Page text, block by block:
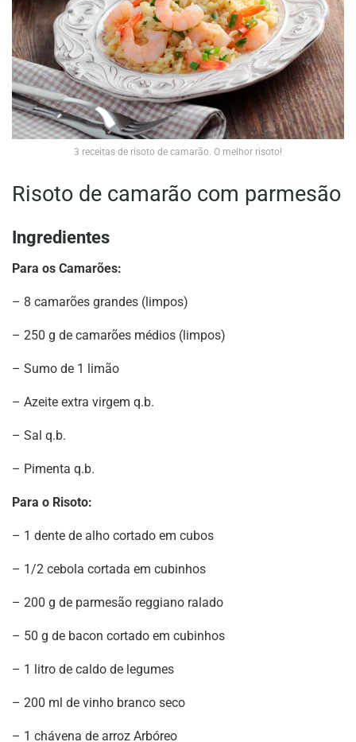
3 receitas de risoto de camarão. O melhor risoto!
Risoto de camarão com parmesão
Ingredientes
Para os Camarões:
– 8 camarões grandes (limpos)
– 250 g de camarões médios (limpos)
– Sumo de 1 limão
– Azeite extra virgem q.b.
– Sal q.b.
– Pimenta q.b.
Para o Risoto:
– 1 dente de alho cortado em cubos
– 1/2 cebola cortada em cubinhos
– 200 g de parmesão reggiano ralado
– 50 g de bacon cortado em cubinhos
– 1 litro de caldo de legumes
– 200 ml de vinho branco seco
– 1 chávena de arroz Arbóreo